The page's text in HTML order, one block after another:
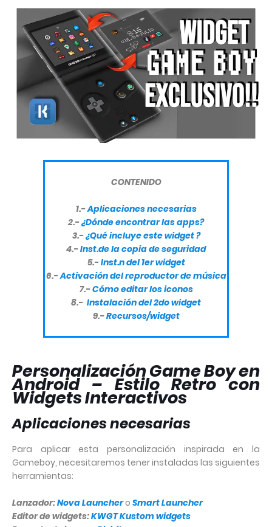
CONTENIDO
1.-Aplicaciones necesarias
2.-¿Dónde encontrar las apps?
3.-¿Qué incluye este widget ?
4.-Inst.de la copia de seguridad
5.-Inst.n del 1er widget
6.-Activación del reproductor de música
7.-Cómo editar los iconos
8.- Instalación del 2do widget
9.-Recursos/widget
Personalización Game Boy en
Android – Estilo Retro con
Widgets Interactivos
Aplicaciones necesarias
Para aplicar esta personalización inspirada en la
Gameboy, necesitaremos tener instaladas las siguientes
herramientas:
Lanzador:Nova Launchero Smart Launcher
Editor de widgets:KWGT Kustom widgets